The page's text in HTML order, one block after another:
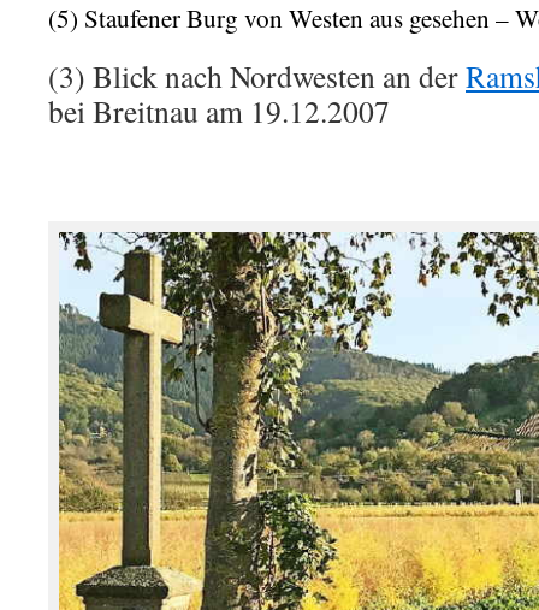
(5) Staufener Burg von Westen aus gesehen –
(3) Blick nach Nordwesten an der
bei Breitnau am 19.12.2007